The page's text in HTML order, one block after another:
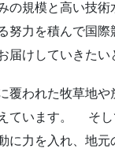
の規模と高い技
努力を積んで国
届けしていきたい
覆われた牧草地
ています。 そ
に力を入れ、地